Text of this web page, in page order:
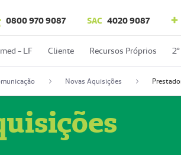
0800 970 9087 SAC 4020 9087
- LF Cliente Recursos Próprios
Novas Aquisições